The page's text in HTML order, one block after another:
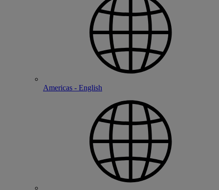
Americas - English